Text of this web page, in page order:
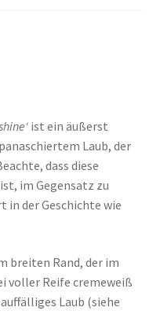
ist ein äußerst
Laub, der
dass diese
im Gegensatz zu
in der Geschichte wie
breiten Rand, der im
voller Reife cremeweiß
Laub (siehe